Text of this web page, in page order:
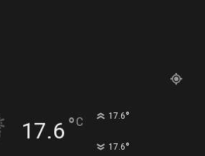
17.6 °C 17.6°
17.6°